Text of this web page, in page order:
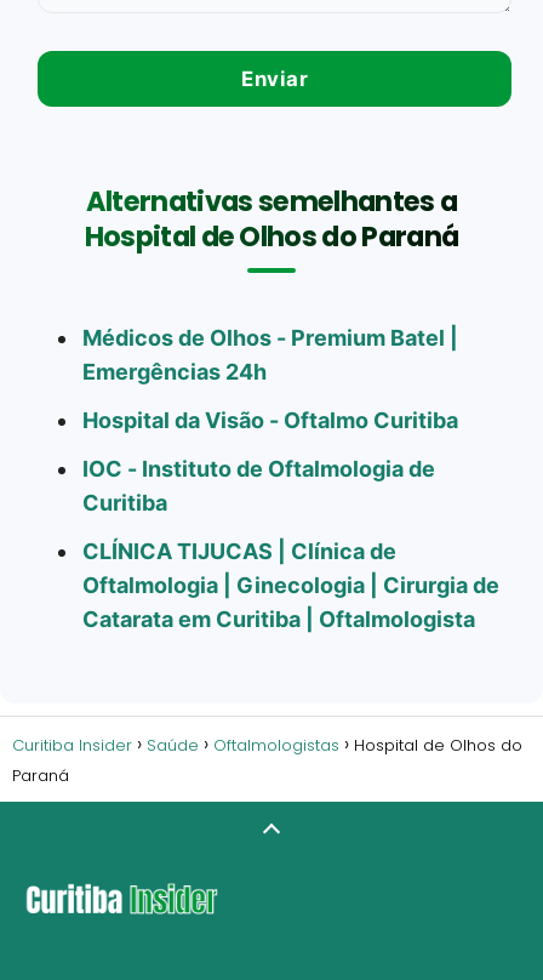
Alternativas semelhantes a
Hospital de Olhos do Paraná
Médicos de Olhos - Premium Batel |
Emergências 24h
Hospital da Visão - Oftalmo Curitiba
IOC - Instituto de Oftalmologia de
Curitiba
CLÍNICA TIJUCAS | Clínica de
Oftalmologia | Ginecologia | Cirurgia de
Catarata em Curitiba | Oftalmologista
Curitiba Insider Saúde Oftalmologistas
Hospital de Olhos do
Paraná